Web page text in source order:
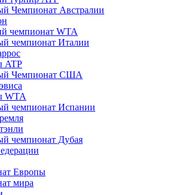
Чемпионат Австралии
чемпионат WTA
чемпионат Италии
ATP
Чемпионат США
WTA
чемпионат Испании
чемпионат Дубая
Европы
мира